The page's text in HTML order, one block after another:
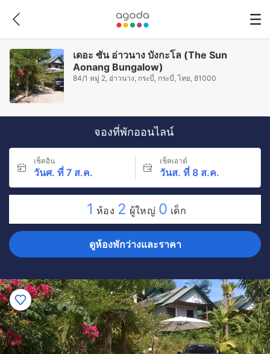
เดอะ ซัน อ่าวนาง บังกะโล (The Sun
Aonang Bungalow)
84/1 หมู่ 2, อ่าวนาง, กระบี่, กระบี่, ไทย, 81000
จองที่พักออนไลน์
เช็คอิน
วันศ. ที่ 7 ส.ค.
เช็คเอาต์
วันส. ที่ 8 ส.ค.
1 ห้อง 2 ผู้ใหญ่ 0 เด็ก
ดูห้องพักว่างและราคา